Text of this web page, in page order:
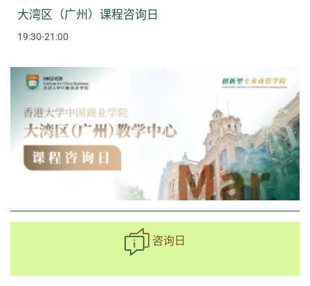
大湾区（广州）课程咨询日
19:30-21:00
咨询日